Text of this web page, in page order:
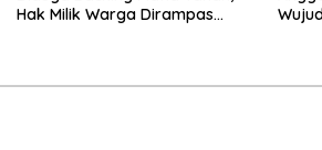
Hak Milik Warga Dirampas